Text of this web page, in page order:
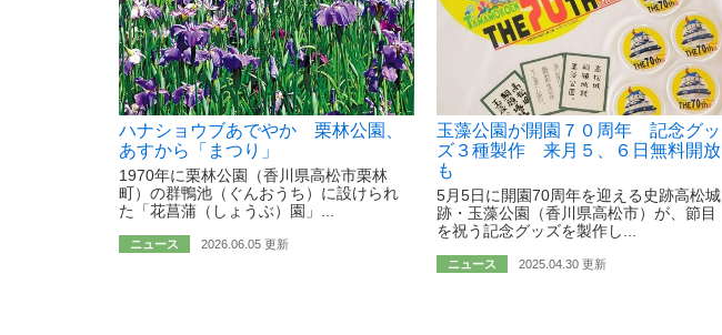
ハナショウブあでやか 栗林公園、
あすから「まつり」
1970年に栗林公園（香川県高松市栗林
町）の群鴨池（ぐんおうち）に設けられ
た「花菖蒲（しょうぶ）園」...
ニュース 2026.06.05 更新
玉藻公園が開園７０周年 記念グッ
ズ３種製作 来月５、６日無料開放
も
5月5日に開園70周年を迎える史跡高松城
跡・玉藻公園（香川県高松市）が、節目
を祝う記念グッズを製作し...
ニュース 2025.04.30 更新